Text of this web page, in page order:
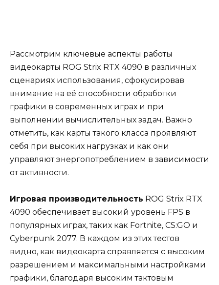
Рассмотрим ключевые аспекты работы
видеокарты ROG Strix RTX 4090 в различных
сценариях использования, сфокусировав
внимание на её способности обработки
графики в современных играх и при
выполнении вычислительных задач. Важно
отметить, как карты такого класса проявляют
себя при высоких нагрузках и как они
управляют энергопотреблением в зависимости
от активности.
Игровая производительность ROG Strix RTX
4090 обеспечивает высокий уровень FPS в
популярных играх, таких как Fortnite, CS:GO и
Cyberpunk 2077. В каждом из этих тестов
видно, как видеокарта справляется с высоким
разрешением и максимальными настройками
графики, благодаря высоким тактовым